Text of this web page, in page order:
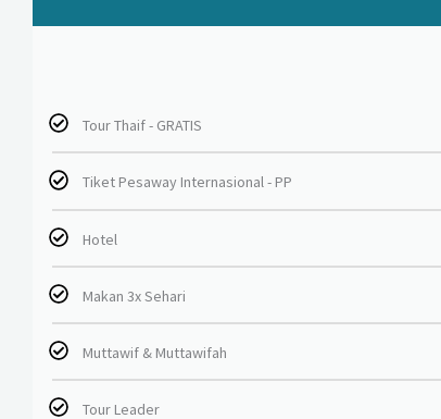
Tour Thaif - GRATIS
Tiket Pesaway Internasional - PP
Hotel
Makan 3x Sehari
Muttawif & Muttawifah
Tour Leader